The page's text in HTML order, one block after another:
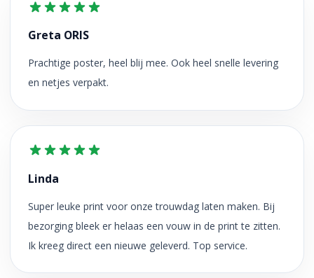
Greta ORIS
Prachtige poster, heel blij mee. Ook heel snelle levering
en netjes verpakt.
Linda
Super leuke print voor onze trouwdag laten maken. Bij
bezorging bleek er helaas een vouw in de print te zitten.
Ik kreeg direct een nieuwe geleverd. Top service.